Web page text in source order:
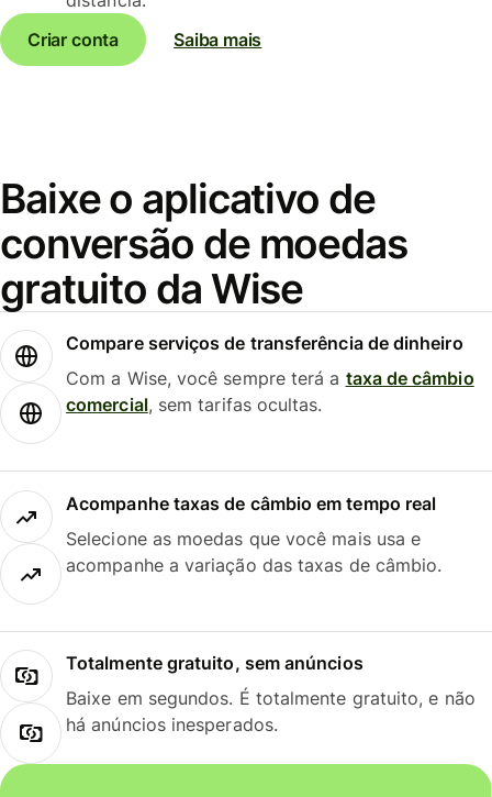
Criar conta
Saiba mais
Baixe o aplicativo de
conversão de moedas
gratuito da Wise
Compare serviços de transferência de dinheiro
Com a Wise, você sempre terá a taxa de câmbio
comercial, sem tarifas ocultas.
Acompanhe taxas de câmbio em tempo real
Selecione as moedas que você mais usa e
acompanhe a variação das taxas de câmbio.
Totalmente gratuito, sem anúncios
Baixe em segundos. É totalmente gratuito, e não
há anúncios inesperados.